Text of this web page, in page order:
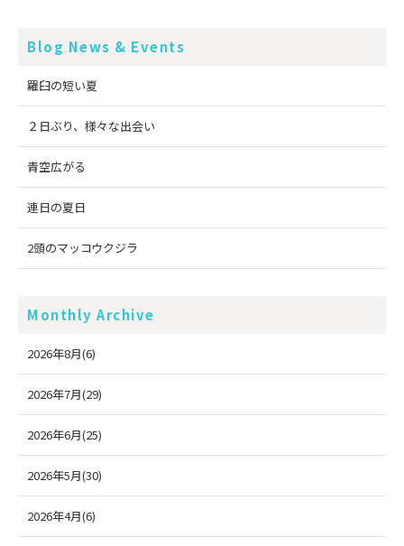
Blog News & Events
羅臼の短い夏
２日ぶり、様々な出会い
青空広がる
連日の夏日
2頭のマッコウクジラ
Monthly Archive
2026年8月(6)
2026年7月(29)
2026年6月(25)
2026年5月(30)
2026年4月(6)